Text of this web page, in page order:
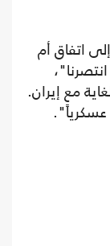
اتفاق أم
مع إيران.